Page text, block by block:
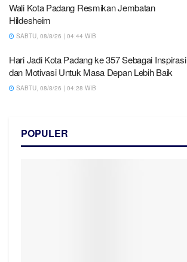
Wali Kota Padang Resmikan Jembatan
Hildesheim
SABTU, 08/8/26 | 04:44 WIB
Hari Jadi Kota Padang ke 357 Sebagai Inspirasi
dan Motivasi Untuk Masa Depan Lebih Baik
SABTU, 08/8/26 | 04:28 WIB
POPULER